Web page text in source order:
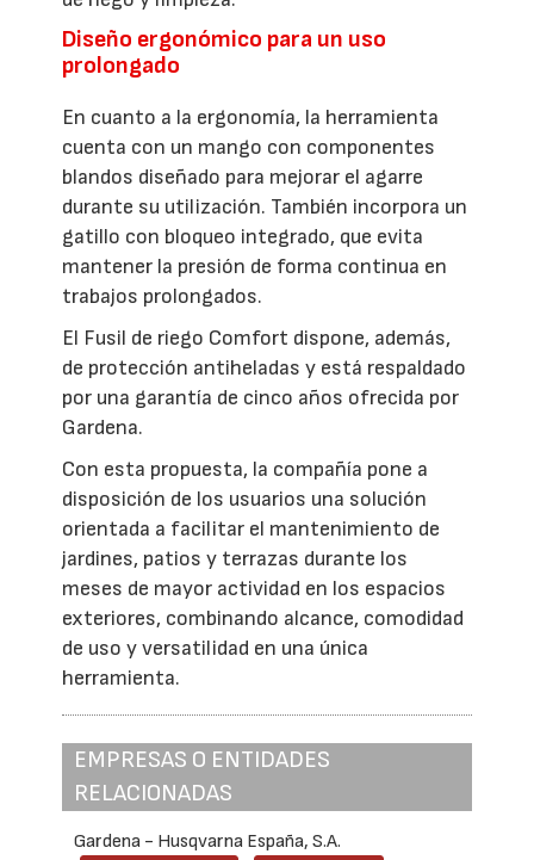
Diseño ergonómico para un uso
prolongado
En cuanto a la ergonomía, la herramienta
cuenta con un mango con componentes
blandos diseñado para mejorar el agarre
durante su utilización. También incorpora un
gatillo con bloqueo integrado, que evita
mantener la presión de forma continua en
trabajos prolongados.
El Fusil de riego Comfort dispone, además,
de protección antiheladas y está respaldado
por una garantía de cinco años ofrecida por
Gardena.
Con esta propuesta, la compañía pone a
disposición de los usuarios una solución
orientada a facilitar el mantenimiento de
jardines, patios y terrazas durante los
meses de mayor actividad en los espacios
exteriores, combinando alcance, comodidad
de uso y versatilidad en una única
herramienta.
EMPRESAS O ENTIDADES
RELACIONADAS
Gardena - Husqvarna España, S.A.